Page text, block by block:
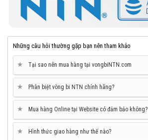
Những câu hỏi thường gặp bạn nên tham khảo
★ Tại sao nên mua hàng tại vongbiNTN.com
★ Phân biệt vòng bi NTN chính hãng?
★ Mua hàng Online tại Website có đảm bảo không?
★ Hình thức giao hàng như thế nào?